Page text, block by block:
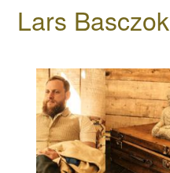
Lars Basczok